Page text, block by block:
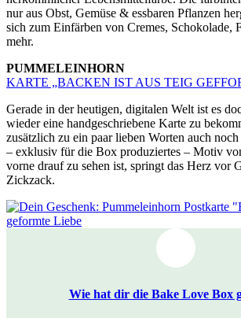
nur aus Obst, Gemüse & essbaren Pflanzen
sich zum Einfärben von Cremes, Schokolade,
mehr.
PUMMELEINHORN
KARTE „BACKEN IST AUS TEIG
Gerade in der heutigen, digitalen Welt ist es
wieder eine handgeschriebene Karte zu
zusätzlich zu ein paar lieben Worten auch
– exklusiv für die Box produziertes – Motiv
vorne drauf zu sehen ist, springt das Herz vor
Zickzack.
Wie hat dir die Bake Love Box